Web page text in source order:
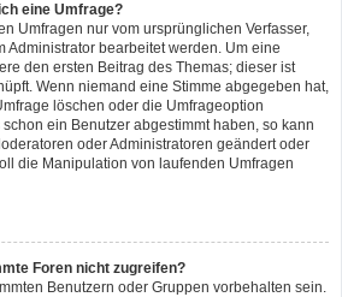
eine Umfrage?
Umfragen nur vom ursprünglichen Verfasser,
Administrator bearbeitet werden. Um eine
den ersten Beitrag des Themas; dieser ist
Wenn niemand eine Stimme abgegeben hat,
löschen oder die Umfrageoption
ein Benutzer abgestimmt haben, so kann
oder Administratoren geändert oder
die Manipulation von laufenden Umfragen
Foren nicht zugreifen?
Benutzern oder Gruppen vorbehalten sein.